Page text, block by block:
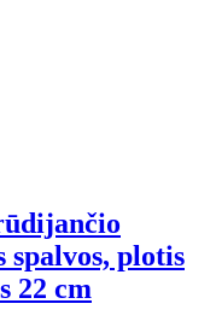
spalvos, plotis
22 cm